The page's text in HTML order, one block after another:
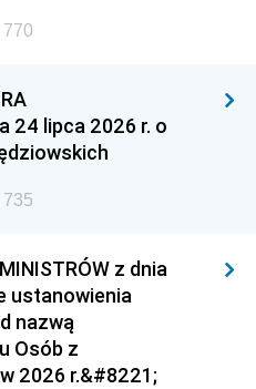
24 lipca 2026 r. o
z dnia
ustanowienia
nazwą
Osób z
2026 r.&#8221;